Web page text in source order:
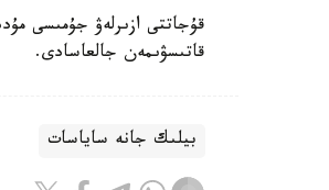
قۇجاتتى ازىرلەۋ جۇمىسى
قاتىسۋىمەن جالعاسادى.
بيلىك جانە ساياسات